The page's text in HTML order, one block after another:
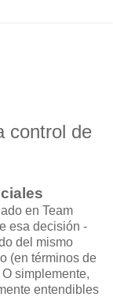
control de
en Team
esa decisión -
del mismo
(en términos de
simplemente,
entendibles